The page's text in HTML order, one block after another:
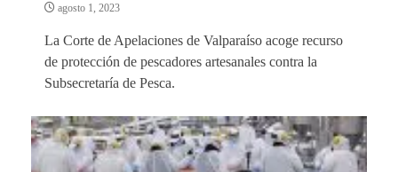
agosto 1, 2023
La Corte de Apelaciones de Valparaíso acoge recurso
de protección de pescadores artesanales contra la
Subsecretaría de Pesca.